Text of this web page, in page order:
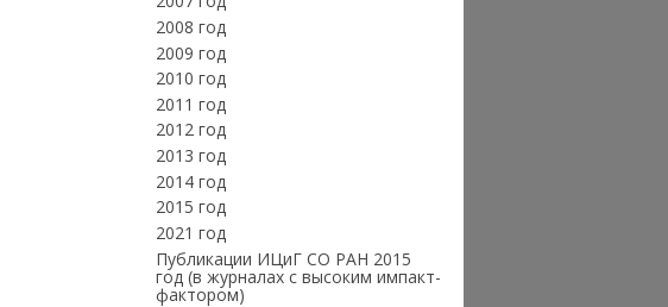
2008 год
2009 год
2010 год
2011 год
2012 год
2013 год
2014 год
2015 год
2021 год
Публикации ИЦиГ СО РАН 2015
год (в журналах с высоким импакт-
фактором)